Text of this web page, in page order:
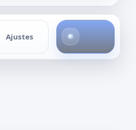
Ajustes